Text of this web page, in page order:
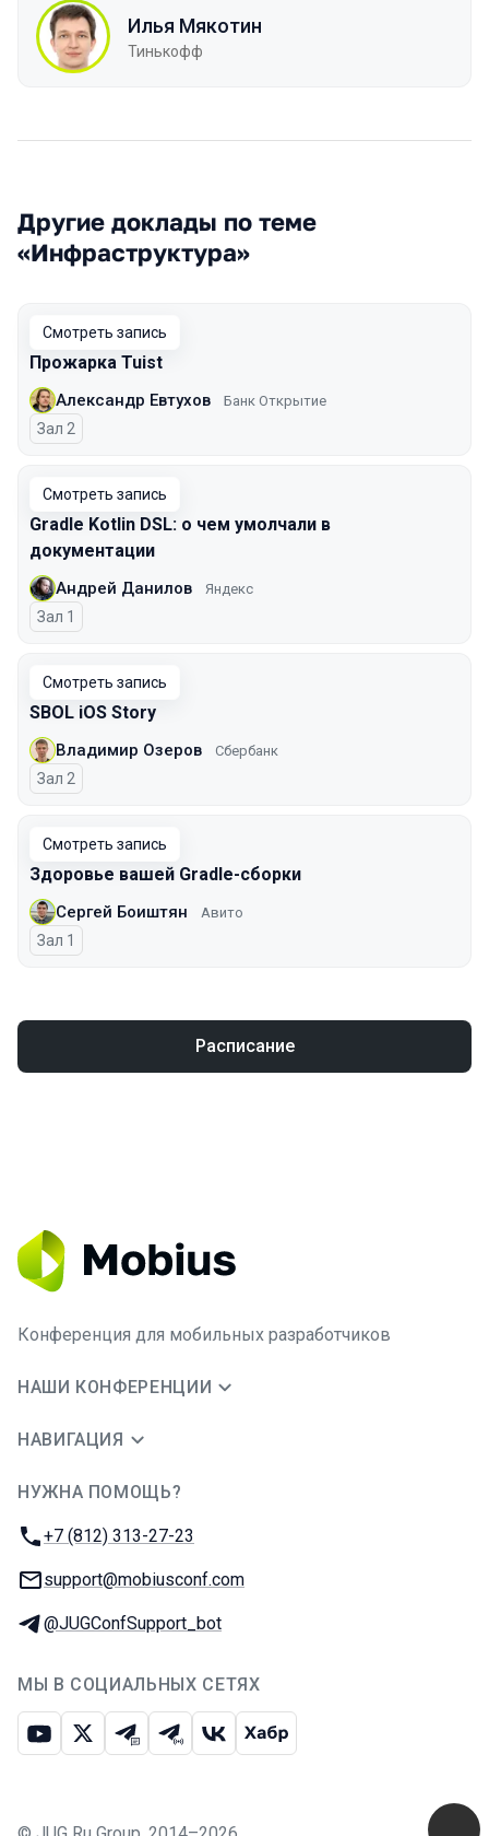
Илья Мякотин
Тинькофф
Другие доклады по теме
«Инфраструктура»
Смотреть запись
Прожарка Tuist
Александр Евтухов Банк Открытие
Зал 2
Смотреть запись
Gradle Kotlin DSL: о чем умолчали в
документации
Андрей Данилов Яндекс
Зал 1
Смотреть запись
SBOL iOS Story
Владимир Озеров Сбербанк
Зал 2
Смотреть запись
Здоровье вашей Gradle-сборки
Сергей Боиштян Авито
Зал 1
Расписание
Конференция для мобильных разработчиков
НАШИ КОНФЕРЕНЦИИ
НАВИГАЦИЯ
НУЖНА ПОМОЩЬ?
Телефон:
+7 (812) 313-27-23
E-mail:
support@mobiusconf.com
Телеграм:
@JUGConfSupport_bot
МЫ В СОЦИАЛЬНЫХ СЕТЯХ
ЮтубИкс Телеграм-чат
Телеграм-канал
ВКонтакте
Хабр